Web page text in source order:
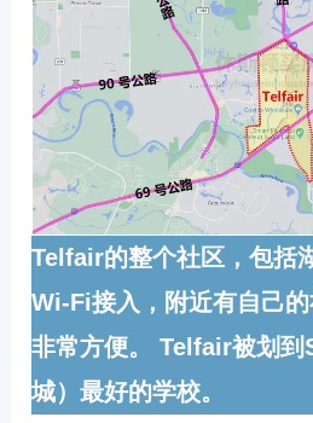
Telfair的整个社区，包括
Wi-Fi接入，附近有自己的
非常方便。 Telfair被划
城）最好的学校。